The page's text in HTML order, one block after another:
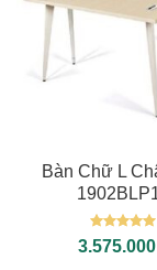
Bàn Chữ L
Được xếp
hạng55
3.575.000